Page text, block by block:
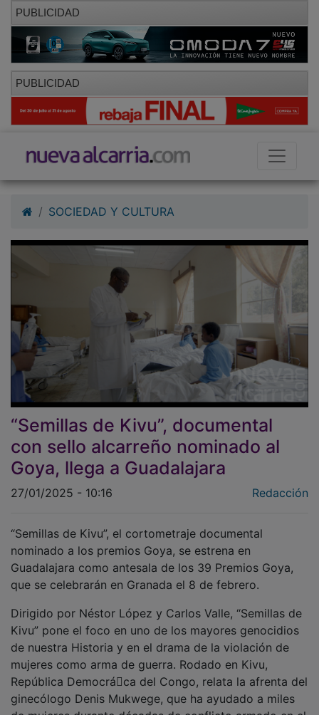
PUBLICIDAD
PUBLICIDAD
“Semillas de Kivu”, documental
con sello alcarreño nominado al
Goya, llega a Guadalajara
27/01/2025 - 10:16
nominado a los premios Goya, se estrena en
Guadalajara como antesala de los 39 Premios Goya,
que se celebrarán en Granada el 8 de febrero.
Kivu” pone el foco en uno de los mayores genocidios
de nuestra Historia y en el drama de la violación de
mujeres como arma de guerra. Rodado en Kivu,
República Democrá􀆟ca del Congo, relata la afrenta del
ginecólogo Denis Mukwege, que ha ayudado a miles
de mujeres durante décadas de conflicto armado en el